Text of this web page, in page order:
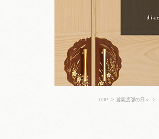
TOP > 営業渡部の日々 >